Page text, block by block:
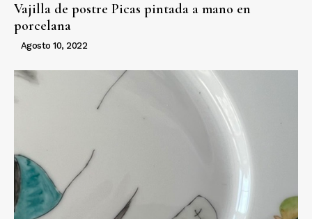
Vajilla de postre Picas pintada a mano en
porcelana
Agosto 10, 2022